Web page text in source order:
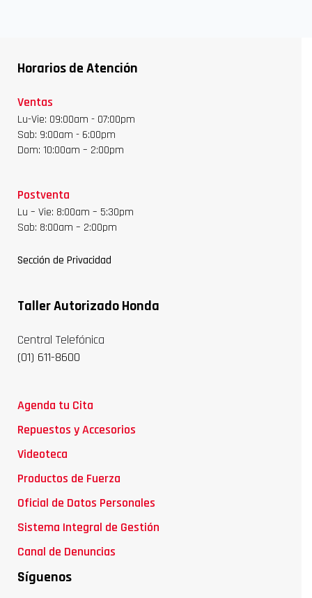
Horarios de Atención
Ventas
Lu-Vie: 09:00am - 07:00pm
Sab: 9:00am - 6:00pm
Dom: 10:00am – 2:00pm
Postventa
Lu – Vie: 8:00am – 5:30pm
Sab: 8:00am – 2:00pm
Sección de Privacidad
Taller Autorizado Honda
Central Telefónica
(01) 611-8600
Agenda tu Cita
Repuestos y Accesorios
Videoteca
Productos de Fuerza
Oficial de Datos Personales
Sistema Integral de Gestión
Canal de Denuncias
Síguenos